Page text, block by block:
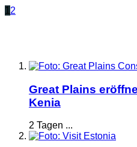
1 2
Great Plains
Kenia
2 Tagen ...